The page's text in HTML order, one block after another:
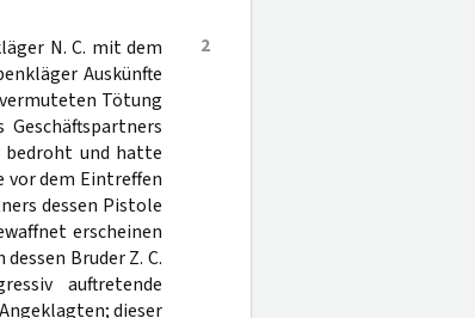
2
N. C. mit dem
Auskünfte
Tötung
bedroht und hatte
vor dem Eintreffen
dessen Pistole
erscheinen
Bruder Z. C.
auftretende
dieser